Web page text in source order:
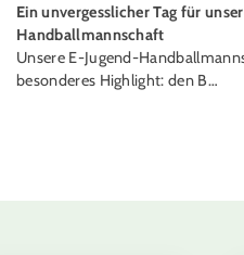
Ein unvergesslicher Tag für
Handballmannschaft
Unsere E-Jugend-
besonderes Highlight: den B…